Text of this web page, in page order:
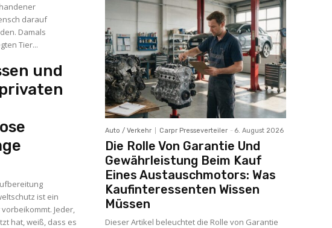
Damals
Tier...
und
ist ein
Jeder,
hat, weiß, dass es
Auto / Verkehr Carpr Presseverteiler - 6. August 2026
Die Rolle Von Garantie Und
Gewährleistung Beim Kauf
Eines Austauschmotors: Was
Kaufinteressenten Wissen
Müssen
Dieser Artikel beleuchtet die Rolle von Garantie